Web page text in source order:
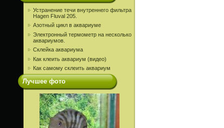
Устранение течи внутреннего фильтра
Hagen Fluval 205.
Азотный цикл в аквариуме
Электронный термометр на несколько
аквариумов.
Склейка аквариума
Как клеить аквариум (видео)
Как самому склеить аквариум
Лучшее фото